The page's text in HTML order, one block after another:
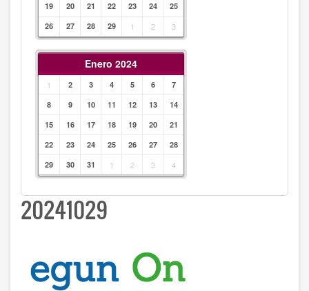
19
20 21 22 23 24
25
26
27 28 29 1 2 3
Enero 2024
1 2 3 4 5 6
7
8
9 10 11 12 13
14
15
16 17 18 19 20
21
22
23 24 25 26 27
28
29
30 31 1 2 3 4
20241029